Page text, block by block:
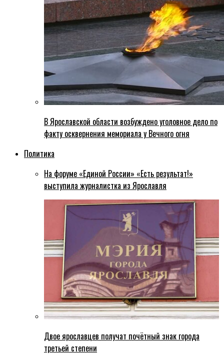
В Ярославской области возбуждено уголовное дело по
факту осквернения мемориала у Вечного огня
Политика
На форуме «Единой России» «Есть результат!»
выступила журналистка из Ярославля
Двое ярославцев получат почётный знак города
третьей степени